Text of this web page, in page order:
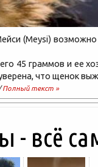
(Meysi)
45 граммов и ее
что щенок
Полный текст »
- всё